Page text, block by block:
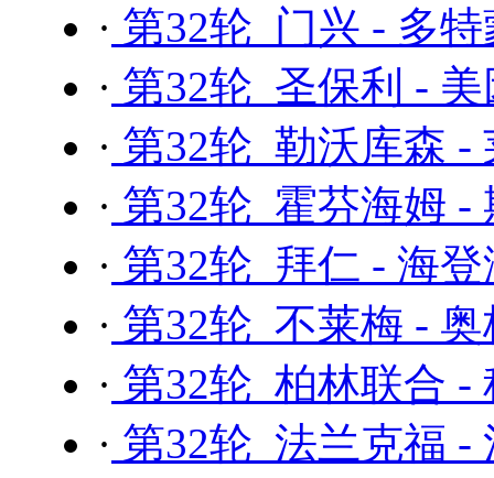
· 第32轮 门兴 - 多
· 第32轮 圣保利 -
· 第32轮 勒沃库森 -
· 第32轮 霍芬海姆 -
· 第32轮 拜仁 - 海
· 第32轮 不莱梅 -
· 第32轮 柏林联合 -
· 第32轮 法兰克福 -